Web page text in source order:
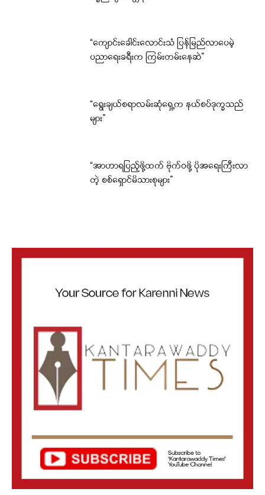
“ကျောင်းခေါင်းလောင်းသံ ပြန်မြည်လာပေမဲ့
ပညာရေးခရီးက ကြမ်းတမ်းနေဆဲ”
“ရွေးချယ်စရာလမ်းဆုံရှေ့က နယ်စပ်ဒုက္ခသည်
များ”
“အာဟာရပြည့်ဖို့ထက် ဗိုက်ဝဖို့ ပိုအရေးကြီးလာ
တဲ့ စစ်ရှောင်မိသားစုများ”